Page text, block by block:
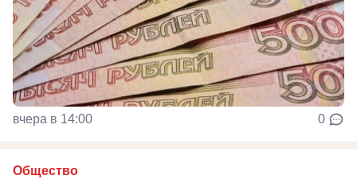
вчера в 14:00 0
Общество